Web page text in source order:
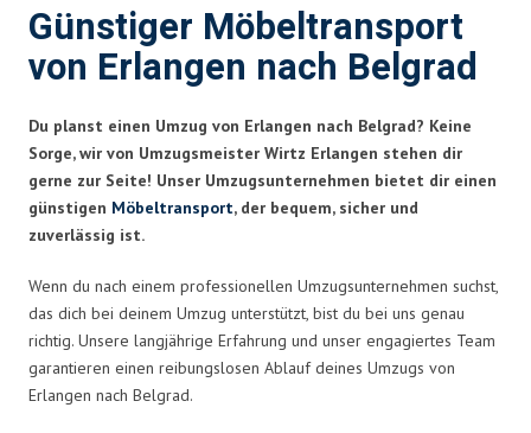
Günstiger Möbeltransport
von Erlangen nach Belgrad
Du planst einen Umzug von Erlangen nach Belgrad? Keine
Sorge, wir von Umzugsmeister Wirtz Erlangen stehen dir
gerne zur Seite! Unser Umzugsunternehmen bietet dir einen
günstigen Möbeltransport, der bequem, sicher und
zuverlässig ist.
Wenn du nach einem professionellen Umzugsunternehmen suchst,
das dich bei deinem Umzug unterstützt, bist du bei uns genau
richtig. Unsere langjährige Erfahrung und unser engagiertes Team
garantieren einen reibungslosen Ablauf deines Umzugs von
Erlangen nach Belgrad.